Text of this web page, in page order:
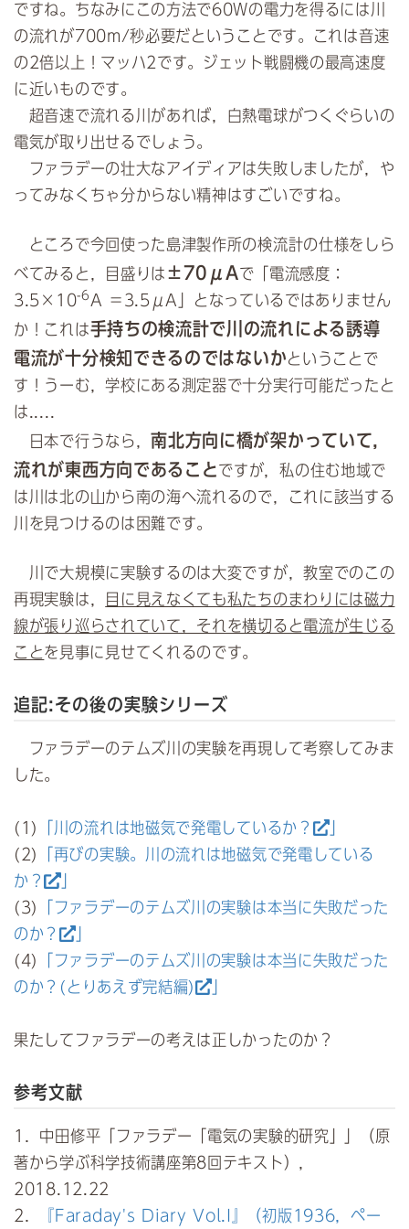
ですね。ちなみにこの方法で60Wの電力を得るには川
の流れが700m/秒必要だということです。これは音速
の2倍以上！マッハ2です。ジェット戦闘機の最高速度
に近いものです。
超音速で流れる川があれば，白熱電球がつくぐらいの
電気が取り出せるでしょう。
ファラデーの壮大なアイディアは失敗しましたが，や
ってみなくちゃ分からない精神はすごいですね。
ところで今回使った島津製作所の検流計の仕様をしら
べてみると，目盛りは ±70μAで「電流感度：
3.5×10-6 A ＝3.5μA」となっているではありません
か！これは手持ちの検流計で川の流れによる誘導
電流が十分検知できるのではないかということで
す！うーむ，学校にある測定器で十分実行可能だったと
は.....
日本で行うなら，南北方向に橋が架かっていて，
流れが東西方向であることですが，私の住む地域で
は川は北の山から南の海へ流れるので，これに該当する
川を見つけるのは困難です。
川で大規模に実験するのは大変ですが，教室でのこの
再現実験は，
目に見えなくても私たちのまわりには磁力
線が張り巡らされていて，それを横切ると電流が生じる
ことを見事に見せてくれるのです。
追記:その後の実験シリーズ
ファラデーのテムズ川の実験を再現して考察してみま
した。
(1) 「川の流れは地磁気で発電しているか？
」
(2)
「再びの実験。川の流れは地磁気で発電している
か？
」
(3)
「ファラデーのテムズ川の実験は本当に失敗だった
のか？
(4)
「ファラデーのテムズ川の実験は本当に失敗だった
のか？(とりあえず完結編)
果たしてファラデーの考えは正しかったのか？
参考文献
1．中田修平「ファラデー「電気の実験的研究」」（原
著から学ぶ科学技術講座第8回テキスト），
2018.12.22
2．
『Faraday's Diary Vol.I』（初版1936，ペー